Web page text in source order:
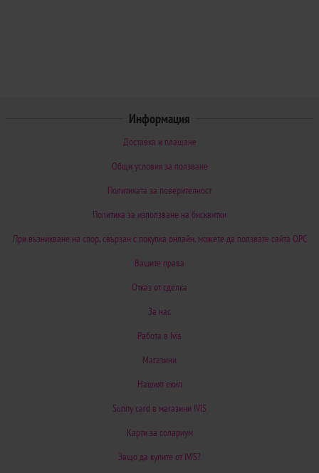
Информация
Доставка и плащане
Общи условия за ползване
Политиката за поверителност
Политика за използване на бисквитки
При възникване на спор, свързан с покупка онлайн, можете да ползвате сайта ОРС
Вашите права
Отказ от сделка
За нас
Работа в Ivis
Магазини
Нашият екип
Sunny card в магазини IVIS
Карти за солариум
Защо да купите от IVIS?